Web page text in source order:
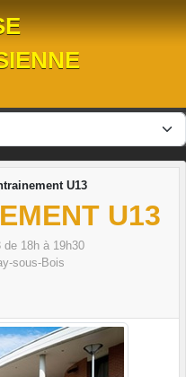
U13
U13
de 18h à 19h30
sous-Bois